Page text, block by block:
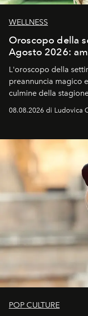
WELLNESS
Oroscopo della
Agosto 2026:
L'oroscopo della
preannuncia magico
culmine della
favorevole della
ideale per la notte
08.08.2026 di Ludovica
POP CULTURE